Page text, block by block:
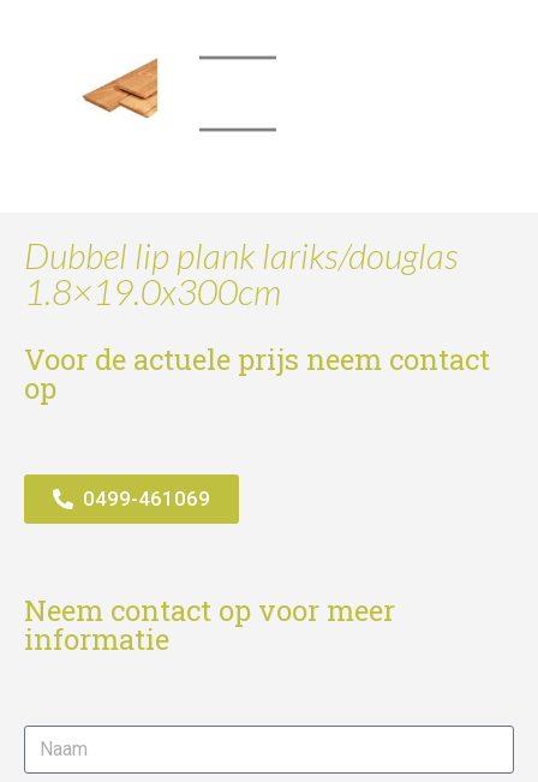
Dubbel lip plank lariks/douglas
1.8×19.0x300cm
Voor de actuele prijs neem contact
op
0499-461069
Neem contact op voor meer
informatie